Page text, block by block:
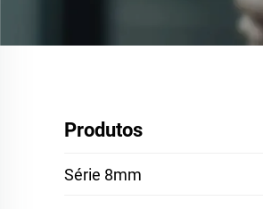
Produtos
Série 8mm